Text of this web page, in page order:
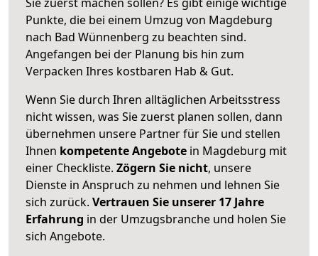
Punkte, die bei einem Umzug von Magdeburg
nach Bad Wünnenberg zu beachten sind.
Angefangen bei der Planung bis hin zum
Verpacken Ihres kostbaren Hab & Gut.
Wenn Sie durch Ihren alltäglichen Arbeitsstress
nicht wissen, was Sie zuerst planen sollen, dann
übernehmen unsere Partner für Sie und stellen
Ihnen kompetente Angebote in Magdeburg mit
einer Checkliste. Zögern Sie nicht, unsere
Dienste in Anspruch zu nehmen und lehnen Sie
sich zurück. Vertrauen Sie unserer 17 Jahre
Erfahrung in der Umzugsbranche und holen Sie
sich Angebote.